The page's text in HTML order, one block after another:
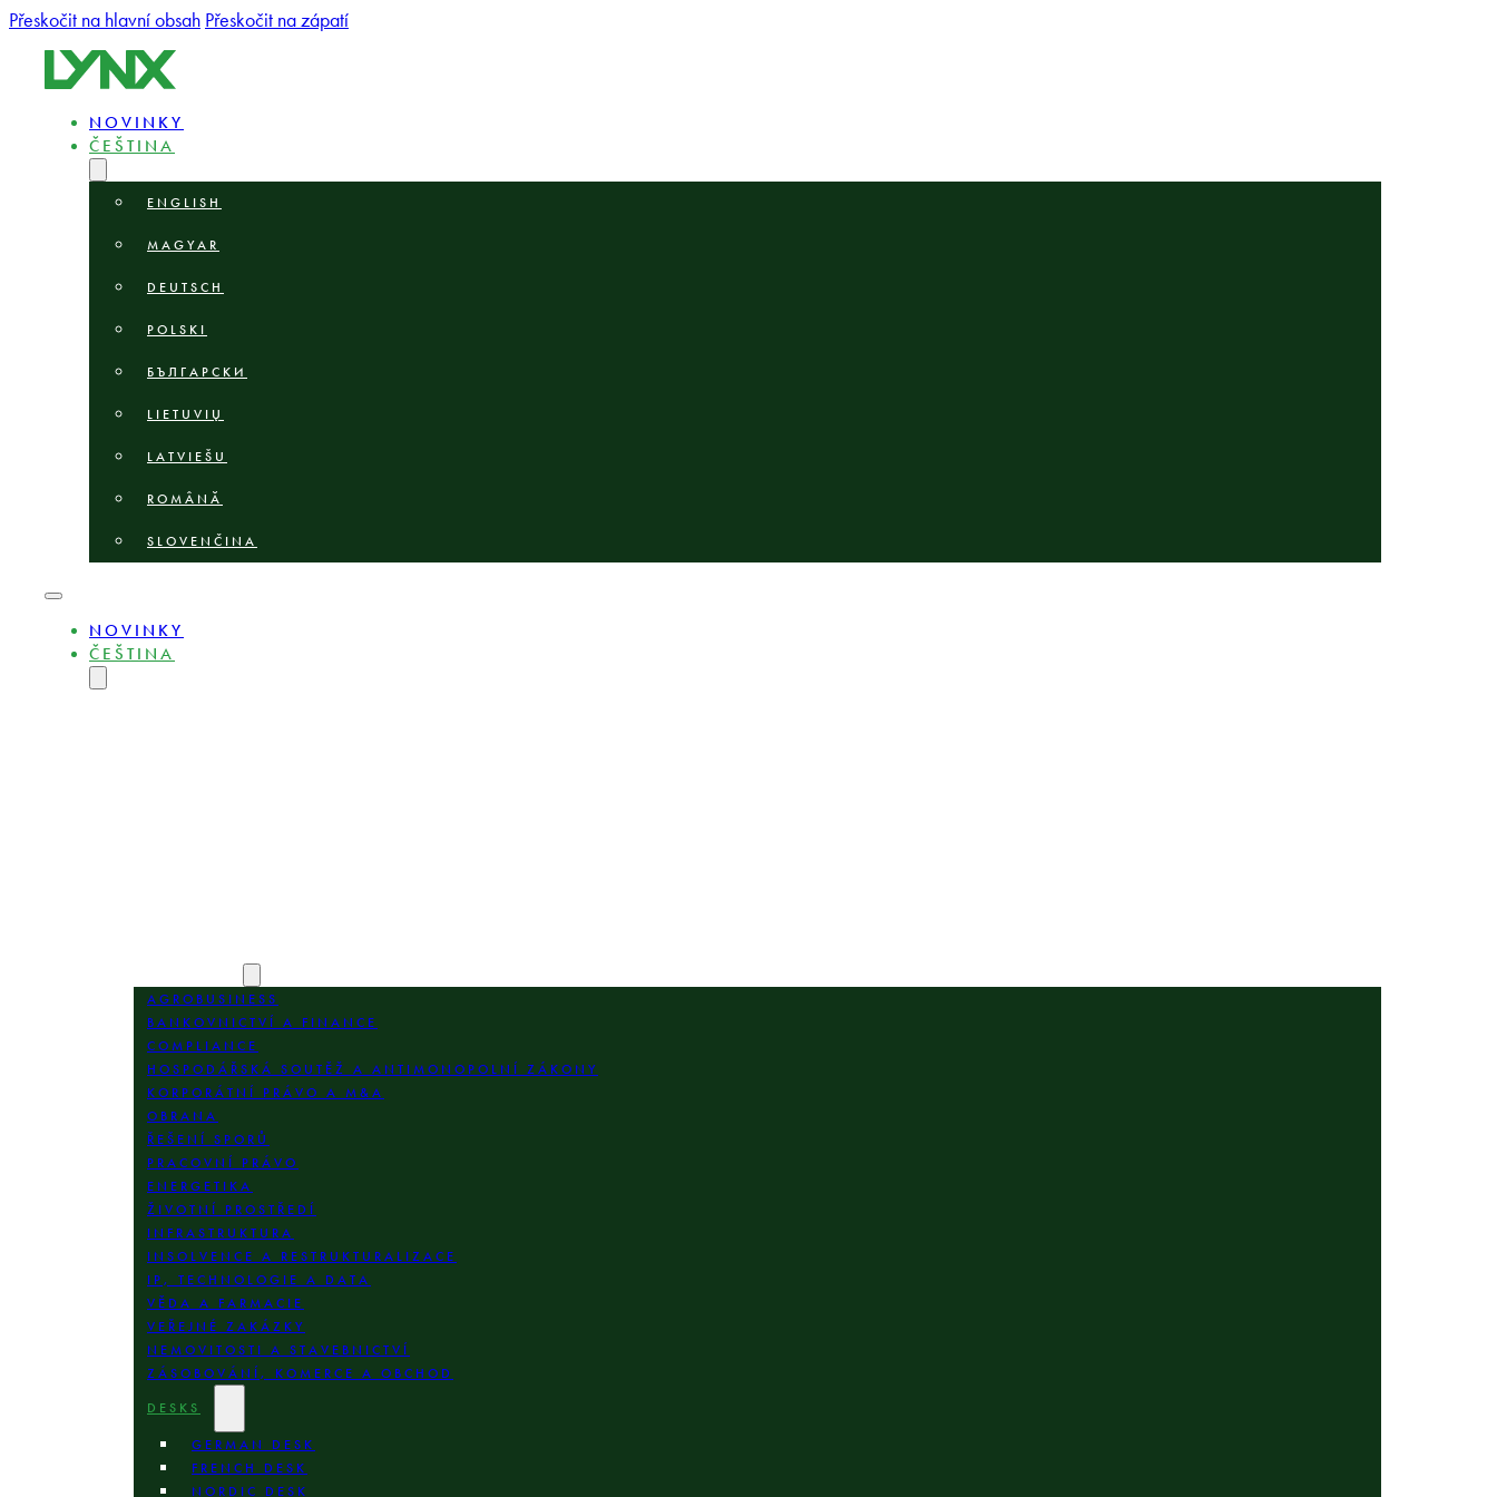
Přeskočit na hlavní obsah Přeskočit na zápatí
NOVINKY
ČEŠTINA
ENGLISH
MAGYAR
DEUTSCH
POLSKI
БЪЛГАРСКИ
LIETUVIŲ
LATVIEŠU
ROMÂNĂ
SLOVENČINA
NOVINKY
ČEŠTINA
AGROBUSINESS
BANKOVNICTVÍ A FINANCE
COMPLIANCE
HOSPODÁŘSKÁ SOUTĚŽ A ANTIMONOPOLNÍ ZÁKONY
KORPORÁTNÍ PRÁVO A M&A
OBRANA
ŘEŠENÍ SPORŮ
PRACOVNÍ PRÁVO
ENERGETIKA
ŽIVOTNÍ PROSTŘEDÍ
INFRASTRUKTURA
INSOLVENCE A RESTRUKTURALIZACE
IP, TECHNOLOGIE A DATA
VĚDA A FARMACIE
VEŘEJNÉ ZAKÁZKY
NEMOVITOSTI A STAVEBNICTVÍ
ZÁSOBOVÁNÍ, KOMERCE A OBCHOD
DESKS
GERMAN DESK
FRENCH DESK
NORDIC DESK